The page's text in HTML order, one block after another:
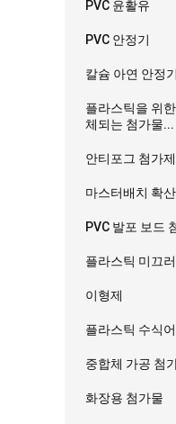
PVC 윤활유
PVC 안정기
칼슘 아연 안정기
플라스틱을 위
체되는 첨가물...
안티포그 첨가제
마스터배치 확
PVC 발포 보드
플라스틱 미끄
이형제
플라스틱 수식
중합체 가공 첨
화장용 첨가물